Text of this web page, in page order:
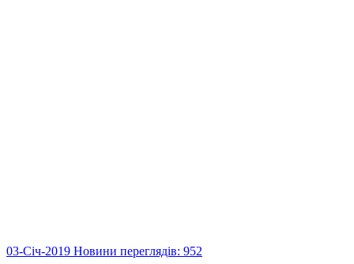
03-Січ-2019 Новини переглядів: 952